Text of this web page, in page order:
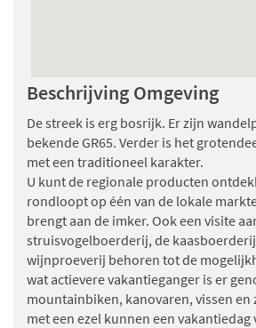
Beschrijving Omgeving
De streek is erg bosrijk. Er zijn
bekende GR65. Verder is het
met een traditioneel karakter.
U kunt de regionale producten
rondloopt op één van de lokale
brengt aan de imker. Ook een visite
struisvogelboerderij, de
wijnproeverij behoren tot de
wat actievere vakantieganger is er
mountainbiken, kanovaren, vissen en
met een ezel kunnen een vakantiedag